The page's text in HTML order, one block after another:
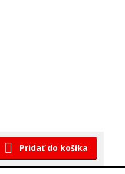
Pridať do košíka